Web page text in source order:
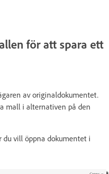
för att spara ett
av originaldokumentet.
mall i alternativen på den
du vill öppna dokumentet i